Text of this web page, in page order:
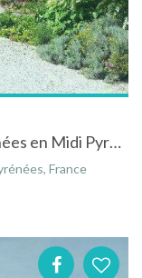
Gîte à Caixon dans les Hautes Pyrénées en Midi Pyrénées sur le territoire des Bigerri
France